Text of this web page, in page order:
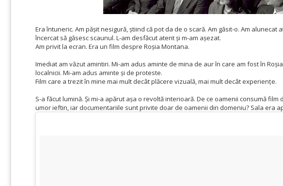
Era întuneric. Am pășit nesigură, știind că pot da de o scară. Am găsit-o. Am alunecat
încercat să găsesc scaunul. L-am desfăcut atent și m-am așezat.
Am privit la ecran. Era un film despre Roșia Montana.
Imediat am văzut amintiri. Mi-am adus aminte de mina de aur în care am fost în
localnicii. Mi-am adus aminte și de proteste.
Film care a trezit în mine mai mult decât plăcere vizuală, mai mult decât experiențe.
S-a făcut lumină. Și mi-a apărut așa o revoltă interioară. De ce oamenii consumă film
umor ieftin, iar documentariile sunt privite doar de oamenii din domeniu? Sala era